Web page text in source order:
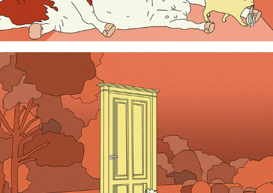
Une vie de chat 2